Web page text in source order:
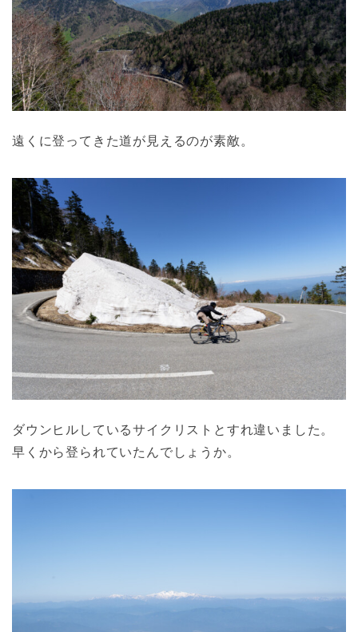
遠くに登ってきた道が見えるのが素敵。
ダウンヒルしているサイクリストとすれ違いました。
早くから登られていたんでしょうか。